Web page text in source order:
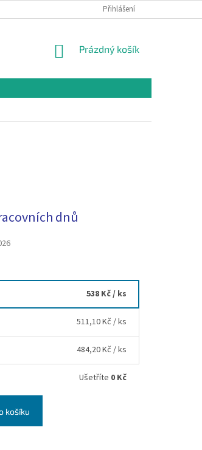
OCHRANA OSOBNÍCH ÚDAJŮ A PODMÍNKY UŽITÍ
Přihlášení
NÁKUPNÍ
Prázdný košík
dnů
538 Kč/ ks
511,10 Kč / ks
484,20 Kč / ks
Ušetříte 0 Kč
košíku